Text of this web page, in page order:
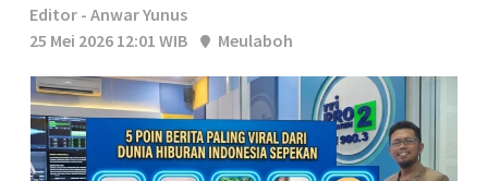
Editor - Anwar Yunus
25 Mei 2026 12:01 WIB
Meulaboh